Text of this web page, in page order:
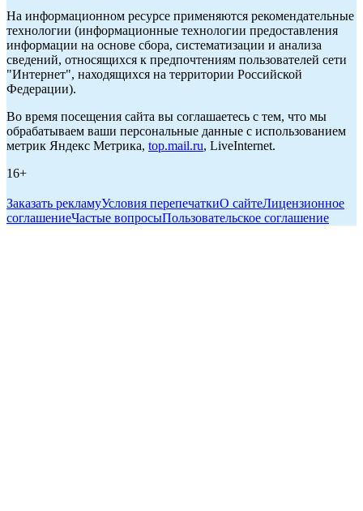
На информационном ресурсе применяются рекомендательные
технологии (информационные технологии предоставления
информации на основе сбора, систематизации и анализа
сведений, относящихся к предпочтениям пользователей сети
"Интернет", находящихся на территории Российской
Федерации).
Во время посещения сайта вы соглашаетесь с тем, что мы
обрабатываем ваши персональные данные с использованием
метрик Яндекс Метрика, top.mail.ru, LiveInternet.
16+
Заказать рекламуУсловия перепечаткиО сайтеЛицензионное
соглашениеЧастые вопросыПользовательское соглашение